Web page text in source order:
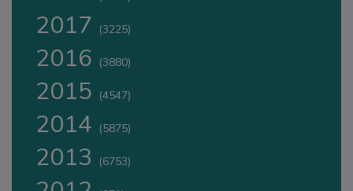
2017 (3225)
2016 (3880)
2015 (4547)
2014 (5875)
2013 (6753)